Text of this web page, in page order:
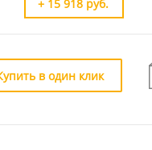
+ 15 918 руб.
в один клик